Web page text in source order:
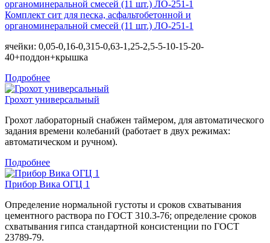
Комплект сит для песка, асфальтобетонной и
органоминеральной смесей (11 шт.) ЛО-251-1
ячейки: 0,05-0,16-0,315-0,63-1,25-2,5-5-10-15-20-
40+поддон+крышка
Подробнее
Грохот универсальный
Грохот лабораторный снабжен таймером, для автоматического
задания времени колебаний (работает в двух режимах:
автоматическом и ручном).
Подробнее
Прибор Вика ОГЦ 1
Определение нормальной густоты и сроков схватывания
цементного раствора по ГОСТ 310.3-76; определение сроков
схватывания гипса стандартной консистенции по ГОСТ
23789-79.